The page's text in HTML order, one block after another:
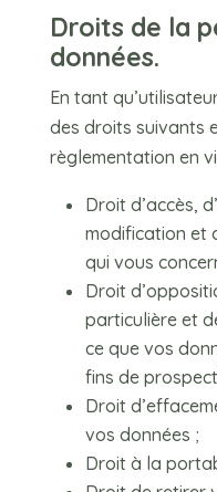
Droits de la
données.
En tant
des droits suivants
règlementation en
Droit d’accès,
modification et
qui vous
Droit
particulière et
ce que vos
fins de
Droit
vos données ;
Droit à la